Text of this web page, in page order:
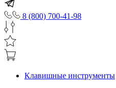
8 (800) 700-41-98
Клавишные инструменты